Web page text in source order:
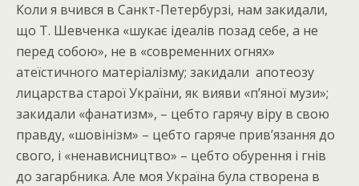
Коли я вчився в Санкт-Петербурзі, нам закидали,
що Т. Шевченка «шукає ідеалів позад себе, а не
перед собою», не в «современних огнях»
атеїстичного матеріалізму; закидали апотеозу
лицарства старої України, як вияви «п’яної музи»;
закидали «фанатизм», – цебто гарячу віру в свою
правду, «шовінізм» – цебто гаряче прив’язання до
свого, і «ненависництво» – цебто обурення і гнів
до загарбника. Але моя Україна була створена в